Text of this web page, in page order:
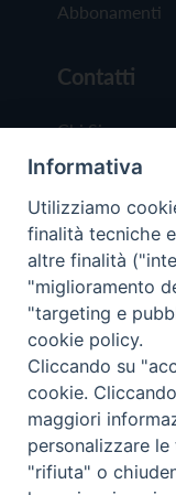
Abbonamenti
Contatti
Chi Siamo
Redazione
Scrivici
Copyright ©
Trentina
Privacy Policy
Informativa
Utilizziamo
finalità tecniche
altre finalità
"miglioramento
"targeting e
cookie policy.
Cliccando su
cookie.
maggiori
personalizzare
"rifiuta" o